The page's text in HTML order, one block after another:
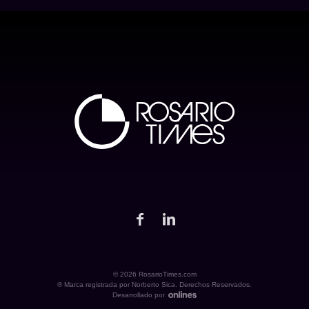
© 2026 RosarioTimes.com
® Marca registrada por Norberto Sica. Derechos Reservados.
Desarrollado por